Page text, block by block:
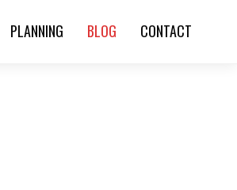
PLANNING BLOG CONTACT